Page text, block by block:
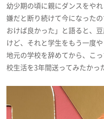
幼少期の頃に親にダンスをや
嫌だと断り続けて今になった
おけば良かった」と語ると、
けど、それと学生をもう一度
地元の学校を辞めてから、こ
校生活を3年間送ってみたかっ